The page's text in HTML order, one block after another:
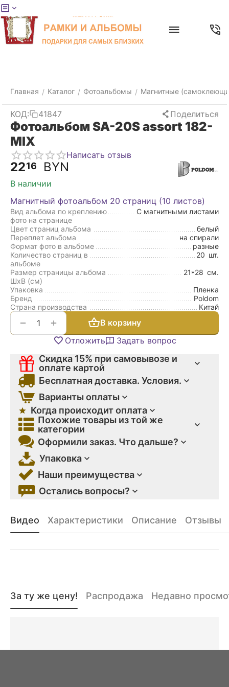
Главная / Каталог / Фотоальбомы / Магнитные
КОД: 41847 Поделиться
Фотоальбом SA-20S assort 182-
MIX
Написать отзыв
2216 BYN
В наличии
Магнитный фотоальбом 20 страниц (10 листов)
Вид альбома по креплению
фото на странице
С магнитными листами
Цвет страниц альбома
белый
Переплет альбома
на спирали
Формат фото в альбоме
разные
Количество страниц в
альбоме
20 шт.
Размер страницы альбома
ШxВ (см)
21*28 см.
Упаковка
Пленка
Бренд
Poldom
Страна производства
Китай
+
−
В корзину
Отложить
Задать вопрос
Скидка 15% при самовывозе и
оплате картой
Бесплатная доставка. Условия.
Варианты оплаты
Когда происходит оплата
Похожие товары из той же
категории
Оформили заказ. Что дальше?
Упаковка
Наши преимущества
Остались вопросы?
Видео Характеристики Описание Отзывы
За ту же цену! Распродажа Недавно
Меню
товары